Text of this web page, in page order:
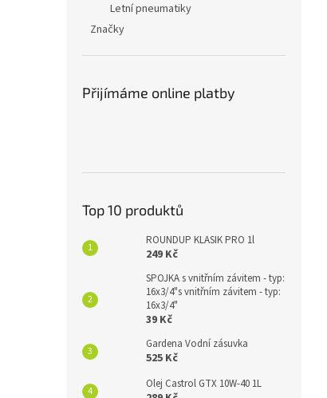
Letní pneumatiky
Značky
Přijímáme online platby
Top 10 produktů
ROUNDUP KLASIK PRO 1l
249 Kč
SPOJKA s vnitřním závitem - typ:
16x3/4"s vnitřním závitem - typ:
16x3/4"
39 Kč
Gardena Vodní zásuvka
525 Kč
Olej Castrol GTX 10W-40 1L